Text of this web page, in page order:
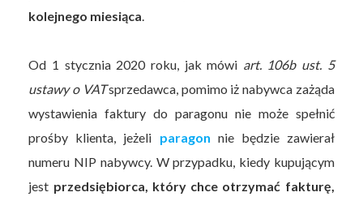
kolejnego miesiąca
Od 1 stycznia 2020 roku, jak mówi art. 106b ust. 5
ustawy o VATsprzedawca, pomimo iż nabywca zażąda
wystawienia faktury do paragonu nie może spełnić
prośby klienta, jeżeli paragon nie będzie zawierał
numeru NIP nabywcy. W przypadku, kiedy kupującym
jest przedsiębiorca, który chce otrzymać fakturę,